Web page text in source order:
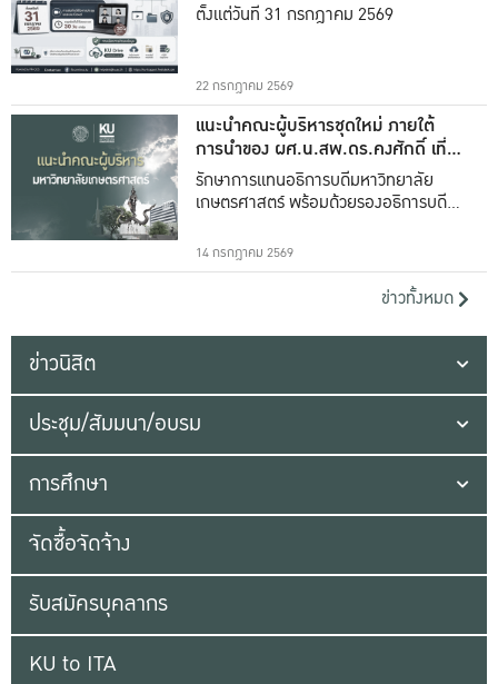
ตั้งแต่วันที่ 31 กรกฎาคม 2569
22 กรกฎาคม 2569
แนะนำคณะผู้บริหารชุดใหม่ ภายใต้
การนำของ ผศ.น.สพ.ดร.คงศักดิ์ เที่ยง
ธรรม
รักษาการแทนอธิการบดีมหาวิทยาลัย
เกษตรศาสตร์ พร้อมด้วยรองอธิการบดีทั้ง
14 กรกฎาคม 2569
ข่าวทั้งหมด
ข่าวนิสิต
ประชุม/สัมมนา/อบรม
การศึกษา
จัดซื้อจัดจ้าง
รับสมัครบุคลากร
KU to ITA